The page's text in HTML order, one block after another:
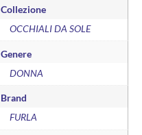
Collezione
OCCHIALI DA SOLE
Genere
DONNA
Brand
FURLA